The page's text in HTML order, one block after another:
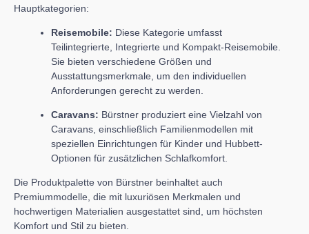
Hauptkategorien:
Reisemobile: Diese Kategorie umfasst
Teilintegrierte, Integrierte und Kompakt-Reisemobile.
Sie bieten verschiedene Größen und
Ausstattungsmerkmale, um den individuellen
Anforderungen gerecht zu werden.
Caravans: Bürstner produziert eine Vielzahl von
Caravans, einschließlich Familienmodellen mit
speziellen Einrichtungen für Kinder und Hubbett-
Optionen für zusätzlichen Schlafkomfort.
Die Produktpalette von Bürstner beinhaltet auch
Premiummodelle, die mit luxuriösen Merkmalen und
hochwertigen Materialien ausgestattet sind, um höchsten
Komfort und Stil zu bieten.